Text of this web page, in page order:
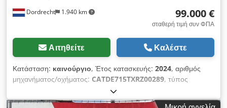
Dordrecht 1.940 km 99.000 €
σταθερή τιμή συν ΦΠΑ
Αιτηθείτε Καλέστε
Κατάσταση: καινούργιο, Έτος κατασκευής: 2024, αριθμός
μηχανήματος/οχήματος: CATDE715TXRZ00289, τύπος
, κατασκευαστής κινητήρων:
Σκοπός χρήσης: Κατασκευές Βάρος χωρίς φορτίο: 4.832 kg